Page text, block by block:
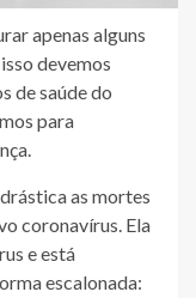
apenas alguns
devemos
de saúde do
para
as mortes
coronavírus. Ela
e está
escalonada: